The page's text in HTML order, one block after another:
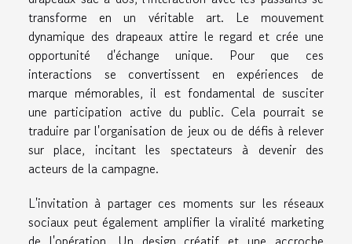
transforme en un véritable art. Le mouvement
dynamique des drapeaux attire le regard et crée une
opportunité d'échange unique. Pour que ces
interactions se convertissent en expériences de
marque mémorables, il est fondamental de susciter
une participation active du public. Cela pourrait se
traduire par l'organisation de jeux ou de défis à relever
sur place, incitant les spectateurs à devenir des
acteurs de la campagne.
L'invitation à partager ces moments sur les réseaux
sociaux peut également amplifier la viralité marketing